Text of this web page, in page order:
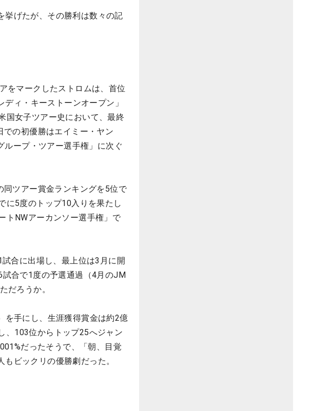
挙げたが、その勝利は数々の記
をマークしたストロムは、首位
ィ・キーストーンオープン」
国女子ツアー史において、最終
の初優勝はエイミー・ヤン
ループ・ツアー選手権」に次ぐ
ツアー賞金ランキングを5位で
に5度のトップ10入りを果たし
トNWアーカンソー選手権」で
合に出場し、最上位は3月に開
合で1度の予選通過（4月のJM
だろうか。
を手にし、生涯獲得賞金は約2億
、103位からトップ25へジャン
だったそうで、「朝、目覚
ビックリの優勝劇だった。